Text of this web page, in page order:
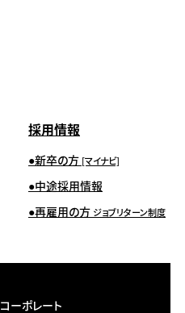
採用情報
新卒の方 [マイナビ]
中途採用情報
再雇用の方 ジョブリターン制度
コーポレート